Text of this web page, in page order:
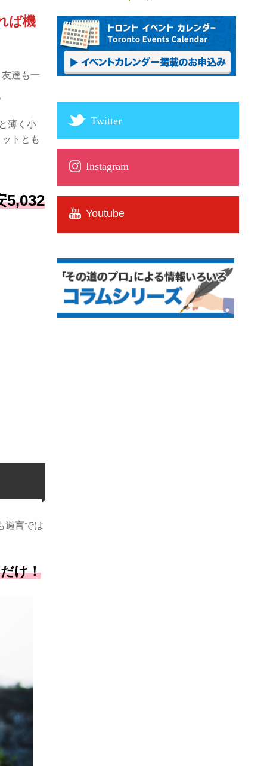
ば機
達も一
薄く小
トとも
5,032
過言では
け！
Twitter
Instagram
Youtube